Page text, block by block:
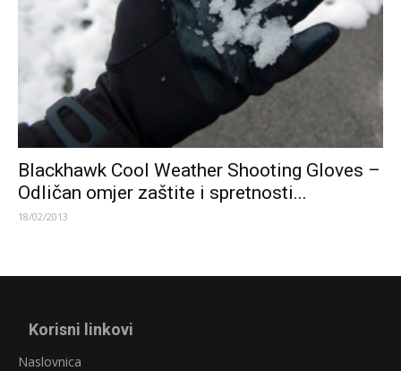
Blackhawk Cool Weather Shooting Gloves –
Odličan omjer zaštite i spretnosti...
18/02/2013
Korisni linkovi
Naslovnica